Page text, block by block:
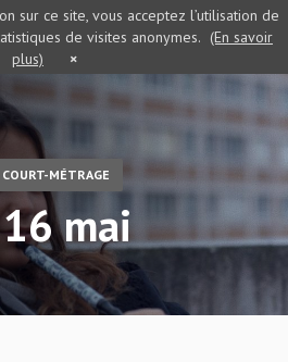
COURT-MÉTRAGE
mai
sur ce site, vous acceptez l’utilisation de
de visites anonymes. (En savoir
plus)
×